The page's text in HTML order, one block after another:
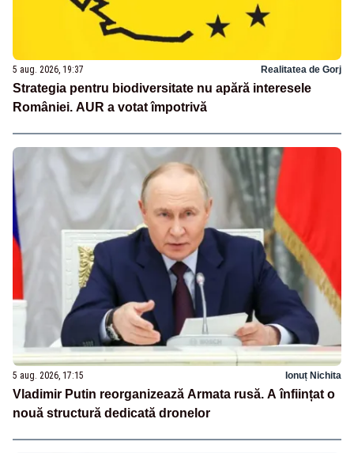
5 aug. 2026, 19:37 Realitatea de Gorj
Strategia pentru biodiversitate nu apără interesele
României. AUR a votat împotrivă
5 aug. 2026, 17:15 Ionuț Nichita
Vladimir Putin reorganizează Armata rusă. A înființat o
nouă structură dedicată dronelor